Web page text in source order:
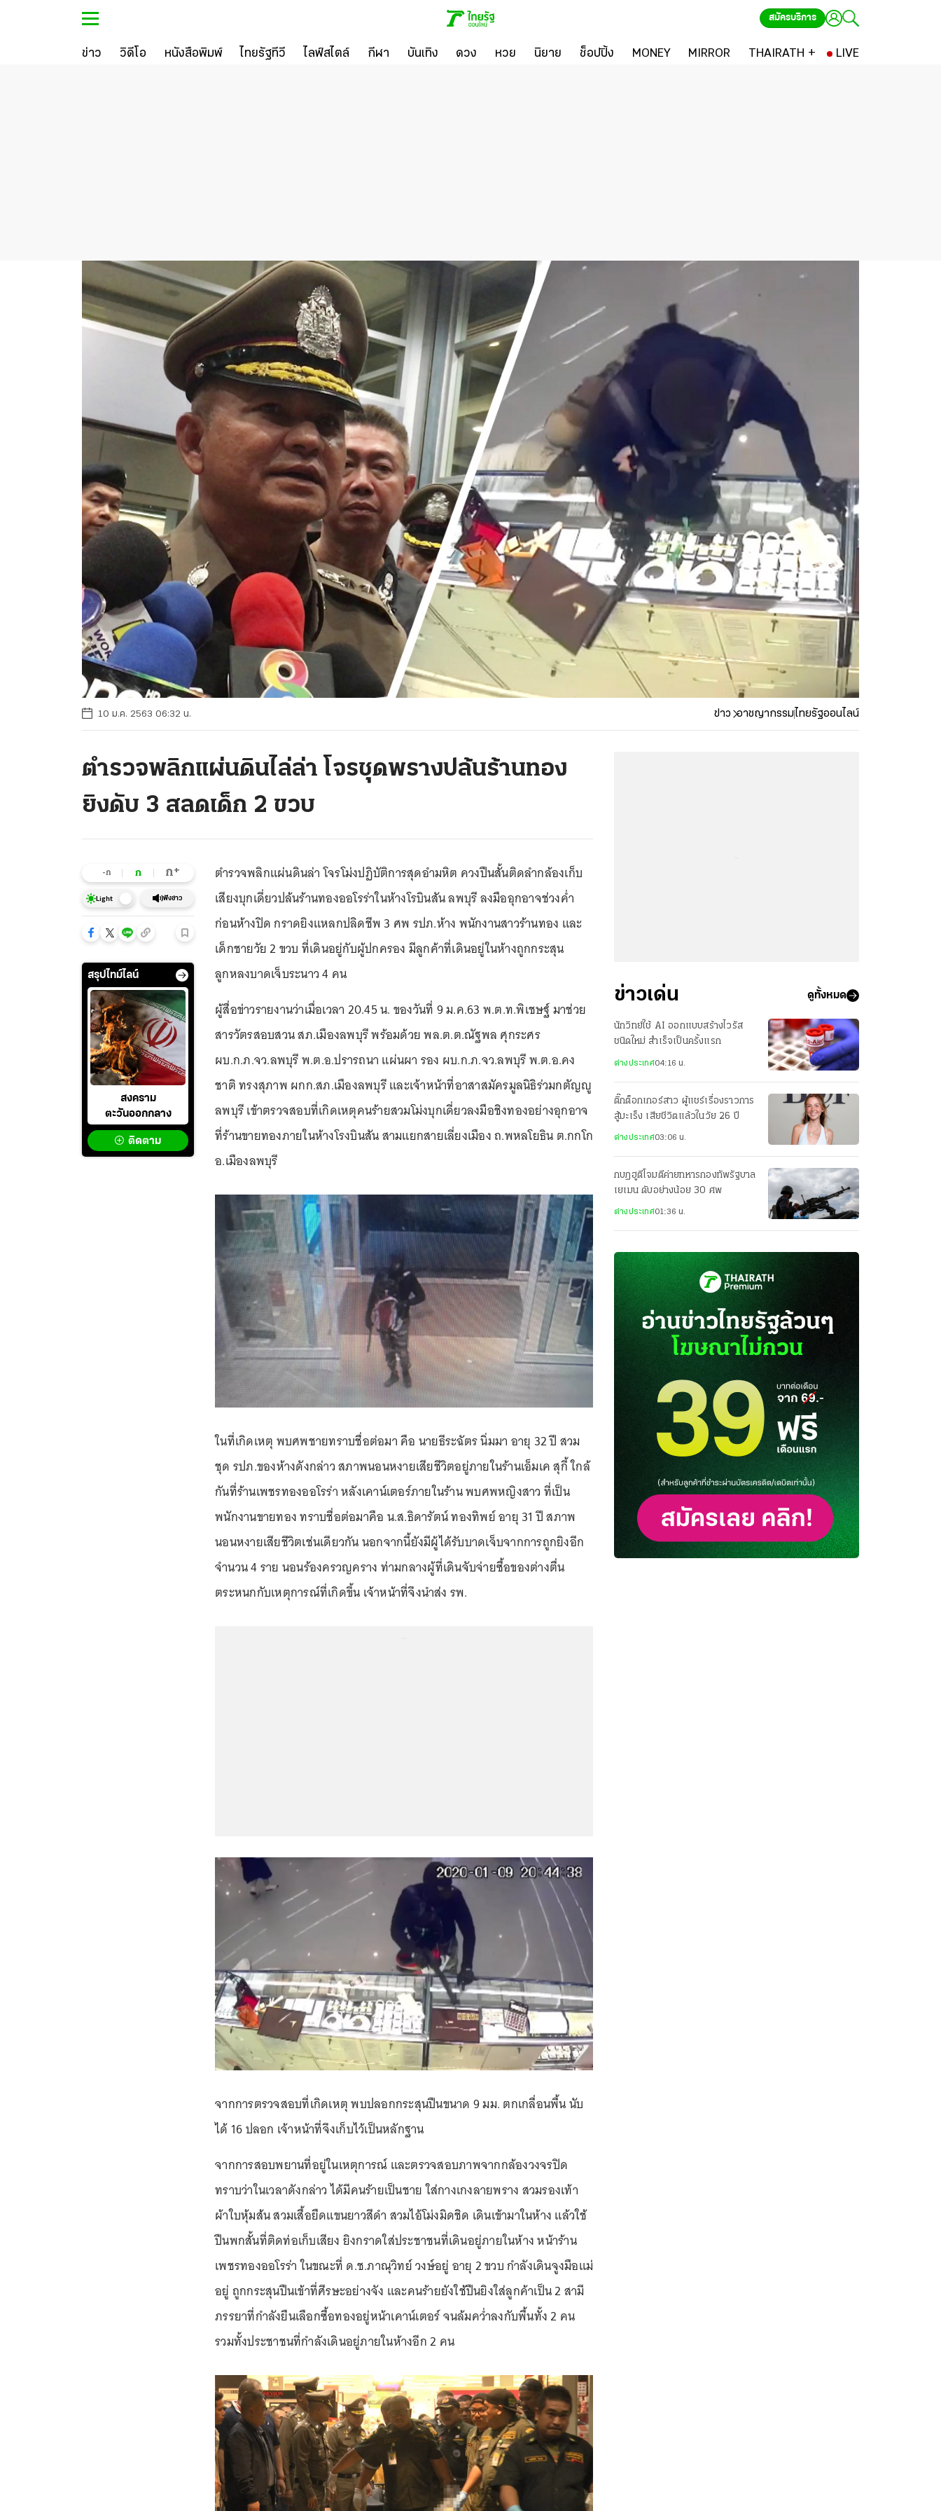
สมัครบริการ
ข่าว วิดีโอ หนังสือพิมพ์ ไทยรัฐทีวี ไลฟ์สไตล์ กีฬา บันเทิง ดวง หวย นิยาย ช็อปปิ้ง MONEY MIRROR THAIRATH + LIVE
10 ม.ค. 2563 06:32 น. ข่าว อาชญากรรมไทยรัฐออนไลน์
ตำรวจพลิกแผ่นดินไล่ล่า โจรชุดพรางปล้นร้านทอง
ยิงดับ 3 สลดเด็ก 2 ขวบ
-ก ก ก+
Light ฟังข่าว
สรุปไทม์ไลน์
สงคราม
ตะวันออกกลาง
ติดตาม
ตำรวจพลิกแผ่นดินล่า โจรโม่งปฏิบัติการสุดอำมหิต ควงปืนสั้นติดลำกล้องเก็บ
เสียงบุกเดี่ยวปล้นร้านทองออโรร่าในห้างโรบินสัน ลพบุรี ลงมืออุกอาจช่วงค่ำ
ก่อนห้างปิด กราดยิงแหลกปลิดชีพ 3 ศพ รปภ.ห้าง พนักงานสาวร้านทอง และ
เด็กชายวัย 2 ขวบ ที่เดินอยู่กับผู้ปกครอง มีลูกค้าที่เดินอยู่ในห้างถูกกระสุน
ลูกหลงบาดเจ็บระนาว 4 คน
ผู้สื่อข่าวรายงานว่าเมื่อเวลา 20.45 น. ของวันที่ 9 ม.ค.63 พ.ต.ท.พิเชษฐ์ มาช่วย
สารวัตรสอบสวน สภ.เมืองลพบุรี พร้อมด้วย พล.ต.ต.ณัฐพล ศุกระศร
ผบ.ก.ภ.จว.ลพบุรี พ.ต.อ.ปรารถนา แผ่นผา รอง ผบ.ก.ภ.จว.ลพบุรี พ.ต.อ.คง
ชาติ ทรงสุภาพ ผกก.สภ.เมืองลพบุรี และเจ้าหน้าที่อาสาสมัครมูลนิธิร่วมกตัญญู
ลพบุรี เข้าตรวจสอบที่เกิดเหตุคนร้ายสวมโม่งบุกเดี่ยวลงมือชิงทองอย่างอุกอาจ
ที่ร้านขายทองภายในห้างโรงบินสัน สามแยกสายเลี่ยงเมือง ถ.พหลโยธิน ต.กกโก
อ.เมืองลพบุรี
ในที่เกิดเหตุ พบศพชายทราบชื่อต่อมา คือ นายธีระฉัตร นิ่มมา อายุ 32 ปี สวม
ชุด รปภ.ของห้างดังกล่าว สภาพนอนหงายเสียชีวิตอยู่ภายในร้านเอ็มเค สุกี้ ใกล้
กันที่ร้านเพชรทองออโรร่า หลังเคาน์เตอร์ภายในร้าน พบศพหญิงสาว ที่เป็น
พนักงานขายทอง ทราบชื่อต่อมาคือ น.ส.ธิดารัตน์ ทองทิพย์ อายุ 31 ปี สภาพ
นอนหงายเสียชีวิตเช่นเดียวกัน นอกจากนี้ยังมีผู้ได้รับบาดเจ็บจากการถูกยิงอีก
จำนวน 4 ราย นอนร้องครวญคราง ท่ามกลางผู้ที่เดินจับจ่ายซื้อของต่างตื่น
ตระหนกกับเหตุการณ์ที่เกิดขึ้น เจ้าหน้าที่จึงนำส่ง รพ.
จากการตรวจสอบที่เกิดเหตุ พบปลอกกระสุนปืนขนาด 9 มม. ตกเกลื่อนพื้น นับ
ได้ 16 ปลอก เจ้าหน้าที่จึงเก็บไว้เป็นหลักฐาน
จากการสอบพยานที่อยู่ในเหตุการณ์ และตรวจสอบภาพจากกล้องวงจรปิด
ทราบว่าในเวลาดังกล่าว ได้มีคนร้ายเป็นชาย ใส่กางเกงลายพราง สวมรองเท้า
ผ้าใบหุ้มส้น สวมเสื้อยืดแขนยาวสีดำ สวมไอ้โม่งมิดชิด เดินเข้ามาในห้าง แล้วใช้
ปืนพกสั้นที่ติดท่อเก็บเสียง ยิงกราดใส่ประชาชนที่เดินอยู่ภายในห้าง หน้าร้าน
เพชรทองออโรร่า ในขณะที่ ด.ช.ภาณุวิทย์ วงษ์อยู่ อายุ 2 ขวบ กำลังเดินจูงมือแม่
อยู่ ถูกกระสุนปืนเข้าที่ศีรษะอย่างจัง และคนร้ายยังใช้ปืนยิงใส่ลูกค้าเป็น 2 สามี
ภรรยาที่กำลังยืนเลือกซื้อทองอยู่หน้าเคาน์เตอร์ จนล้มคว่ำลงกับพื้นทั้ง 2 คน
รวมทั้งประชาชนที่กำลังเดินอยู่ภายในห้างอีก 2 คน
ข่าวเด่น ดูทั้งหมด
นักวิทย์ใช้ AI ออกแบบสร้างไวรัส
ชนิดใหม่ สำเร็จเป็นครั้งแรก
ต่างประเทศ04:16 น.
ติ๊กต็อกเกอร์สาว ผู้แชร์เรื่องราวการ
สู้มะเร็ง เสียชีวิตแล้วในวัย 26 ปี
ต่างประเทศ03:06 น.
กบฏฮูตีโจมตีค่ายทหารกองทัพรัฐบาล
เยเมน ดับอย่างน้อย 30 ศพ
ต่างประเทศ01:36 น.